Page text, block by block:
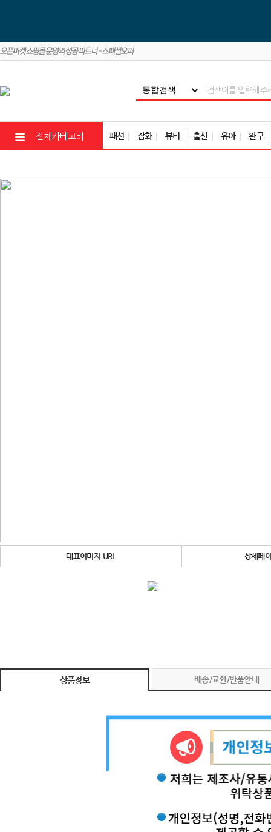
전체카테고리 패션 잡화 뷰티 출산 유아 완구
대표이미지 URL 상세페
상품정보 배송/교환/반품안내